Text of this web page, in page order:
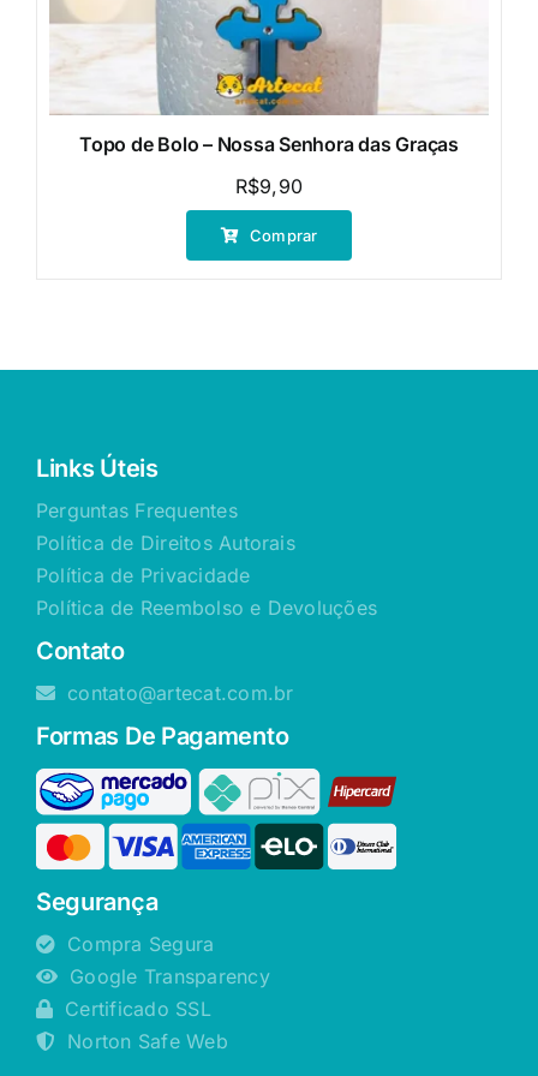
Topo de Bolo – Nossa Senhora das Graças
R$9,90
Comprar
Links Úteis
Perguntas Frequentes
Política de Direitos Autorais
Política de Privacidade
Política de Reembolso e Devoluções
Contato
contato@artecat.com.br
Formas De Pagamento
Segurança
Compra Segura
Google Transparency
Certificado SSL
Norton Safe Web